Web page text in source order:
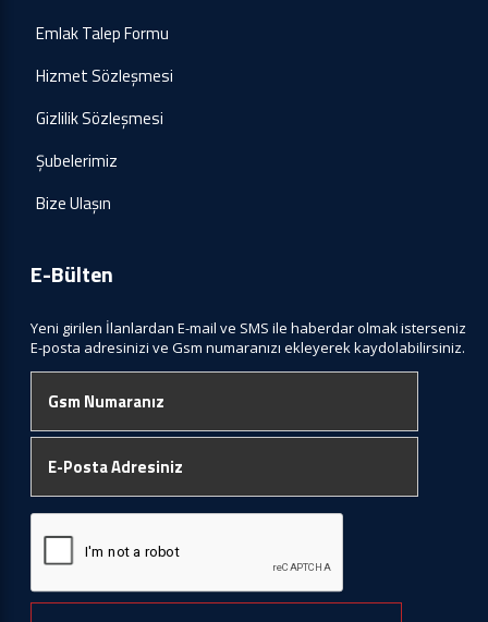
Emlak Talep Formu
Hizmet Sözleşmesi
Gizlilik Sözleşmesi
Şubelerimiz
Bize Ulaşın
E-Bülten
Yeni girilen İlanlardan E-mail ve SMS ile haberdar olmak isterseniz
E-posta adresinizi ve Gsm numaranızı ekleyerek kaydolabilirsiniz.